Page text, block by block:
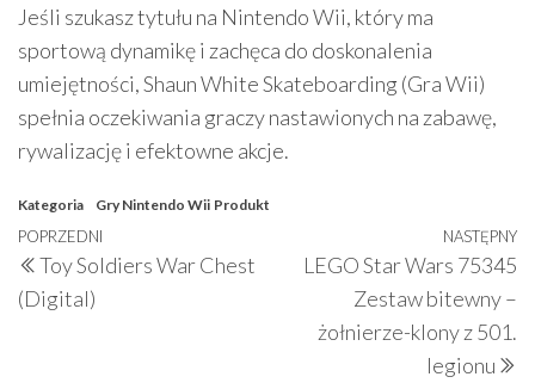
Jeśli szukasz tytułu na Nintendo Wii, który ma
sportową dynamikę i zachęca do doskonalenia
umiejętności, Shaun White Skateboarding (Gra Wii)
spełnia oczekiwania graczy nastawionych na zabawę,
rywalizację i efektowne akcje.
Kategoria Gry Nintendo Wii Produkt
Nawigacja
wpisu
Poprzedni
wpis
POPRZEDNI
Toy Soldiers War Chest
(Digital)
NASTĘPNY
LEGO Star Wars 75345
Zestaw bitewny –
żołnierze-klony z 501.
legionu